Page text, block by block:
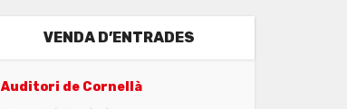
VENDA D’ENTRADES
Auditori de Cornellà